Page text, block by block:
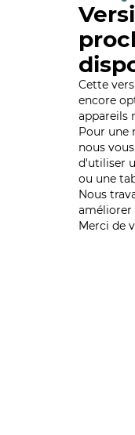
Cette
encore
appareils
Pour une
nous
d'utiliser
ou une
Nous
Merci de